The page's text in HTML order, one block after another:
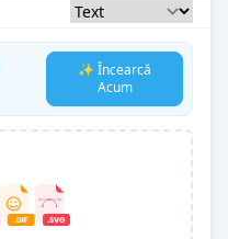
✨ Încearcă
Acum